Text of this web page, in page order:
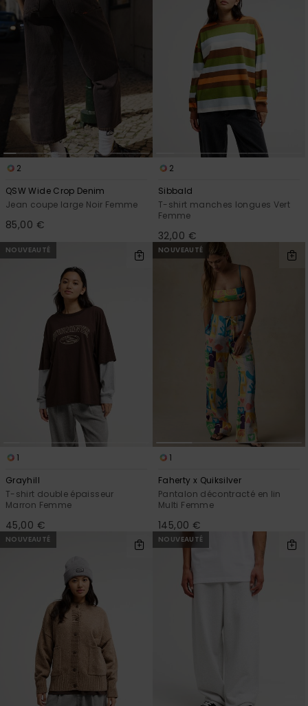
les plus
fréquentes
formulaire
de
contact.
2
QSW Wide Crop Denim
Jean coupe large Noir Femme
85,00 €
2
Sibbald
T-shirt manches longues Vert
Femme
32,00 €
NOUVEAUTÉ
1
Grayhill
T-shirt double épaisseur
Marron Femme
45,00 €
NOUVEAUTÉ
1
Faherty x Quiksilver
Pantalon décontracté en lin
Multi Femme
145,00 €
NOUVEAUTÉ NOUVEAUTÉ